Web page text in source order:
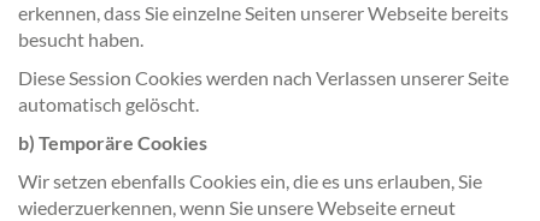
erkennen, dass Sie einzelne Seiten unserer Webseite bereits
besucht haben.
Diese Session Cookies werden nach Verlassen unserer Seite
automatisch gelöscht.
b) Temporäre Cookies
Wir setzen ebenfalls Cookies ein, die es uns erlauben, Sie
wiederzuerkennen, wenn Sie unsere Webseite erneut